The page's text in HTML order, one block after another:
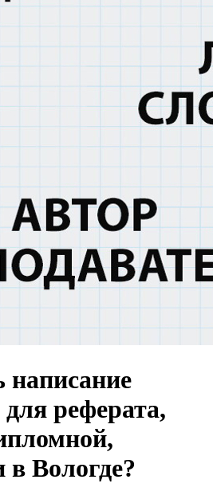
написание
реферата,
в Вологде?